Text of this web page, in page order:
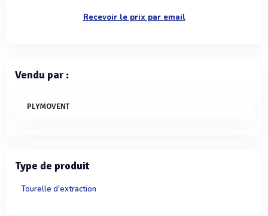
Recevoir le prix par email
Vendu par :
PLYMOVENT
Type de produit
Tourelle d'extraction